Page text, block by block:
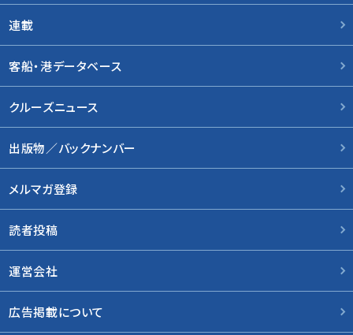
連載
客船・港データベース
クルーズニュース
出版物／バックナンバー
メルマガ登録
読者投稿
運営会社
広告掲載について